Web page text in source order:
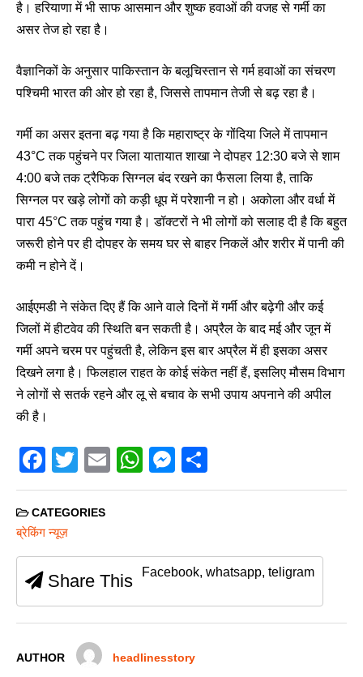
है। हरियाणा में भी साफ आसमान और शुष्क हवाओं की वजह से गर्मी का
असर तेज हो रहा है।
वैज्ञानिकों के अनुसार पाकिस्तान के बलूचिस्तान से गर्म हवाओं का संचरण
पश्चिमी भारत की ओर हो रहा है, जिससे तापमान तेजी से बढ़ रहा है।
गर्मी का असर इतना बढ़ गया है कि महाराष्ट्र के गोंदिया जिले में तापमान
43°C तक पहुंचने पर जिला यातायात शाखा ने दोपहर 12:30 बजे से शाम
4:00 बजे तक ट्रैफिक सिग्नल बंद रखने का फैसला लिया है, ताकि
सिग्नल पर खड़े लोगों को कड़ी धूप में परेशानी न हो। अकोला और वर्धा में
पारा 45°C तक पहुंच गया है। डॉक्टरों ने भी लोगों को सलाह दी है कि बहुत
जरूरी होने पर ही दोपहर के समय घर से बाहर निकलें और शरीर में पानी की
कमी न होने दें।
आईएमडी ने संकेत दिए हैं कि आने वाले दिनों में गर्मी और बढ़ेगी और कई
जिलों में हीटवेव की स्थिति बन सकती है। अप्रैल के बाद मई और जून में
गर्मी अपने चरम पर पहुंचती है, लेकिन इस बार अप्रैल में ही इसका असर
दिखने लगा है। फिलहाल राहत के कोई संकेत नहीं हैं, इसलिए मौसम विभाग
ने लोगों से सतर्क रहने और लू से बचाव के सभी उपाय अपनाने की अपील
की है।
F
a
c
e
b
o
o
T
wi
tt
E
m
W
h
A
p
M
e
n
er
h
CATEGORIES
ब्रेकिंग न्यूज़
Share This Facebook, whatsapp, teligram
AUTHOR headlinesstory